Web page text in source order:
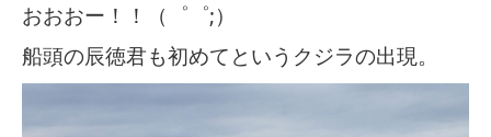
おおおー！！（゜゜;）
船頭の辰徳君も初めてというクジラの出現。